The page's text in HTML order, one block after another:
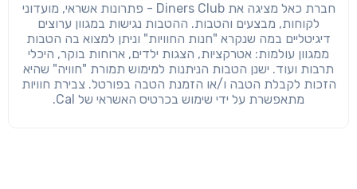
חברת כאל מציגה את Diners Club - פתרונות אשראי, מועדוני
לקוחות, מבצעים והטבות. ההטבות נגישות במגוון ערוצים
דיגיטליים במה שנקרא "חנות החוויות" וניתן למצוא בה הטבות
ממגוון עולמות: אטרקציות, הצגות ילדים, ארוחות בוקר, היכלי
תרבות ועוד. ישנן הטבות הניתנות למימוש תמורת "חוויה" שהיא
הזכות לקבלת הטבה ו/או הזמנת הטבה בפורטל. צבירת חוויות
מתאפשרת על ידי שימוש בכרטיס האשראי של Cal.